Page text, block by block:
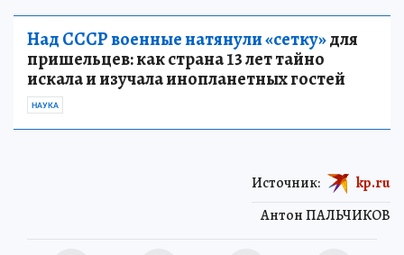
Над СССР военные натянули «сетку»для
пришельцев: как страна 13 лет тайно
искала и изучала инопланетных гостей
НАУКА
Антон ПАЛЬЧИКОВ
Источник: kp.ru